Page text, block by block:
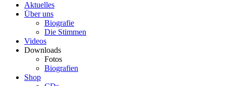
Aktuelles
Über uns
Biografie
Die Stimmen
Videos
Downloads
Fotos
Biografien
Shop